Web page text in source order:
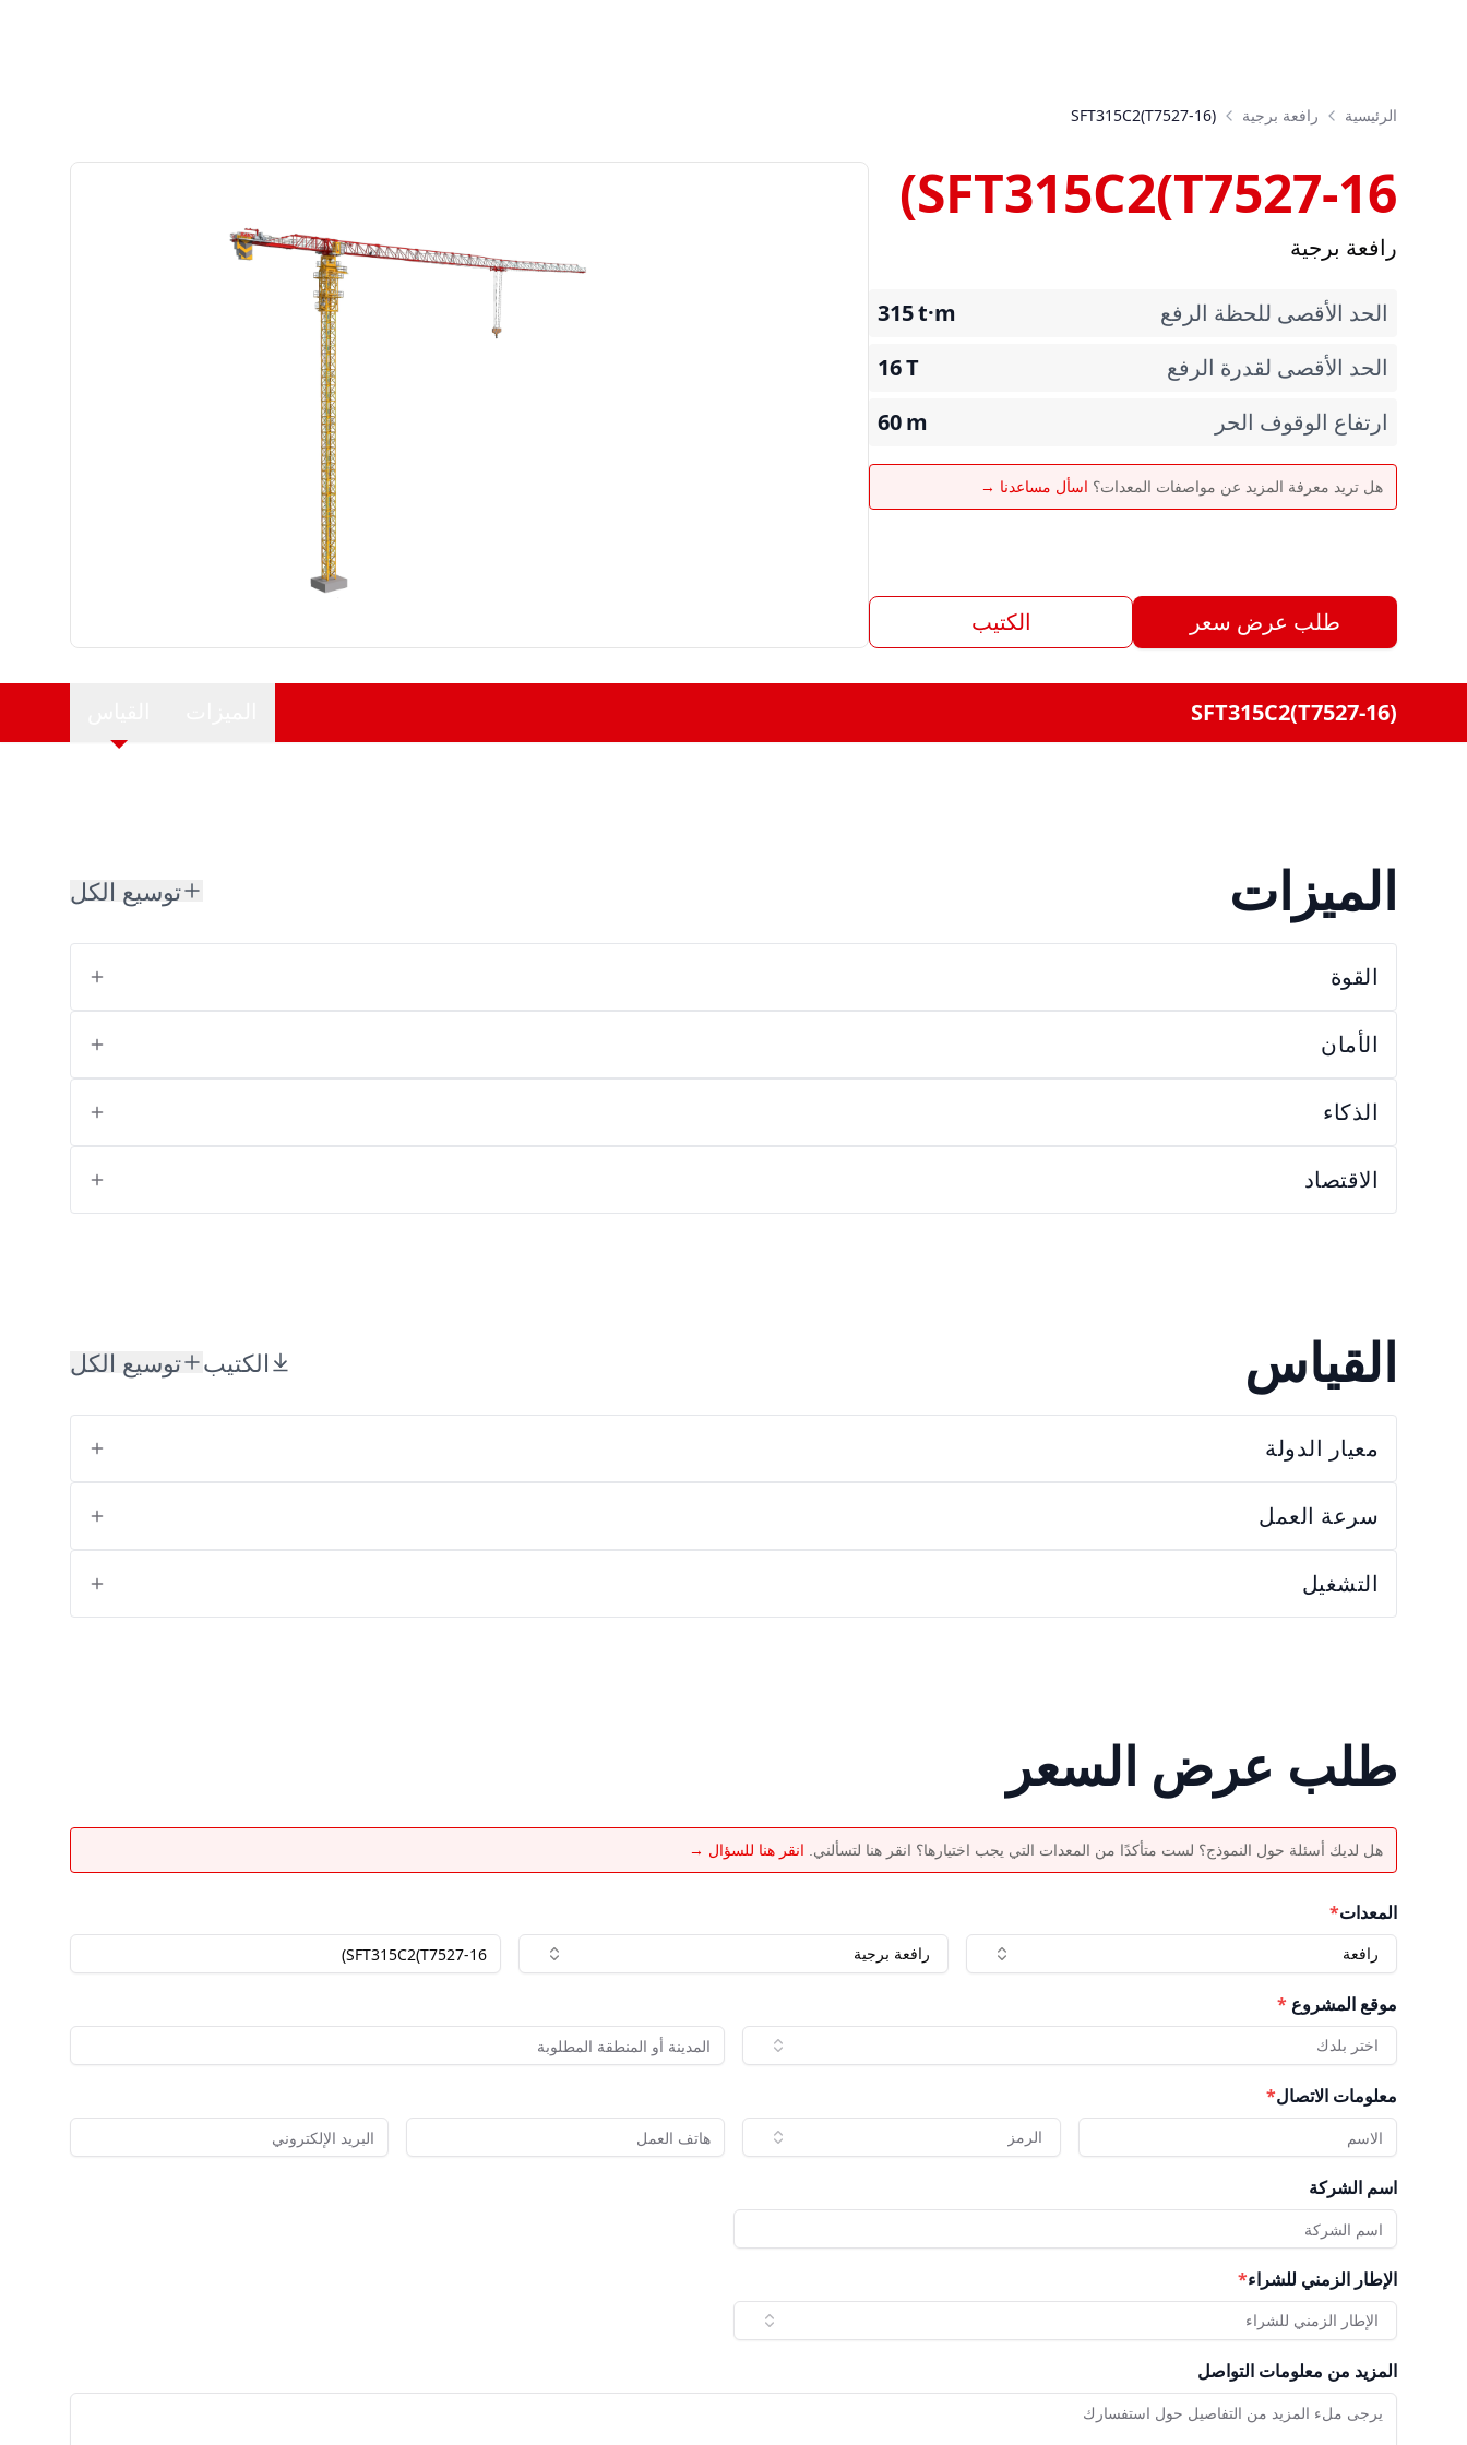
الرئيسية رافعة برجية SFT315C2(T7527-16)
SFT315C2(T7527-16)
رافعة برجية
الحد الأقصى للحظة الرفع 315t·m
الحد الأقصى لقدرة الرفع
16T
ارتفاع الوقوف الحر
60m
هل تريد معرفة المزيد عن مواصفات المعدات؟ اسأل مساعدنا →
طلب عرض سعر الكتيب
SFT315C2(T7527-16)
الميزات توسيع الكل
القوة
الأمان
الذكاء
الاقتصاد
القياس الكتيب توسيع الكل
معيار الدولة
سرعة العمل
التشغيل
طلب عرض السعر
هل لديك أسئلة حول النموذج؟ لست متأكدًا من المعدات التي يجب اختيارها؟ انقر هنا لتسألني. انقر هنا للسؤال →
المعدات*
رافعة رافعة برجية
موقع المشروع *
اختر بلدك
معلومات الاتصال*
الرمز
اسم الشركة
الإطار الزمني للشراء*
الإطار الزمني للشراء
المزيد من معلومات التواصل